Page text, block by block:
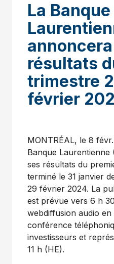
La Banque
résultats
trimestre
février
MONTRÉAL, le 8
Banque Laurentienne
ses résultats du
terminé le 31 janvier
29 février 2024. La
est prévue vers 6 h
webdiffusion audio
conférence
investisseurs et
11 h (HE).